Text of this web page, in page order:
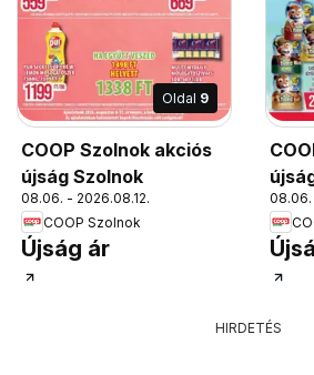
Oldal 9
COOP Szolnok akciós
újság Szolnok
08.06. - 2026.08.12.
COOP Szolnok
Újság ár
08.06.
HIRDETÉS